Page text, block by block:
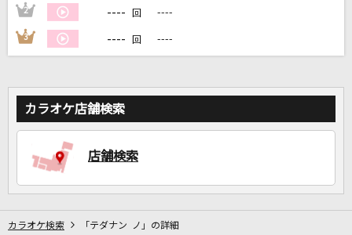
カラオケをもっと楽しもう！
2 ---- 回 ----
3 ---- 回 ----
カラオケ店舗検索
店舗検索
カラオケ検索 「テダナン ノ」の詳細